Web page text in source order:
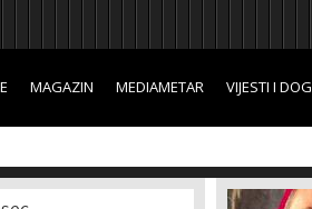
content
MAGAZIN MEDIAMETAR VIJESTI I